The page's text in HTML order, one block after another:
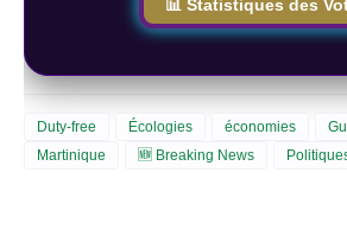
📊 Statistiques des
Duty-free Écologies économies
Martinique
🆕 Breaking News